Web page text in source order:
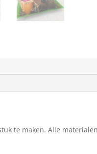
te maken. Alle